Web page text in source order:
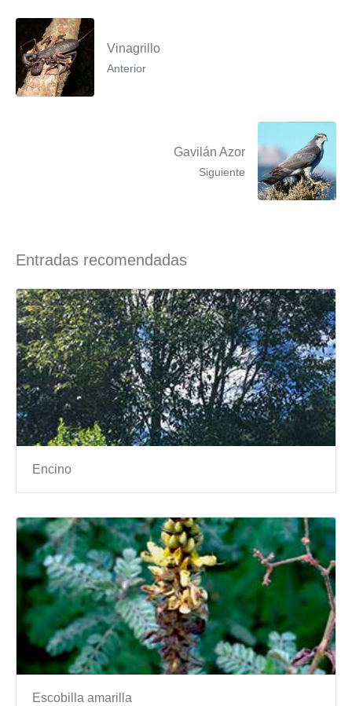
Vinagrillo
Anterior
Gavilán Azor
Siguiente
Entradas recomendadas
Encino
Escobilla amarilla